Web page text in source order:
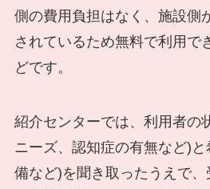
側の費用負担はなく、施設側
されているため無料で利用で
どです。
紹介センターでは、利用者の
ニーズ、認知症の有無など)
備など)を聞き取ったうえで